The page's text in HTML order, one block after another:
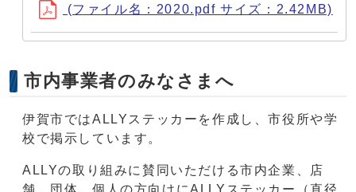
(ファイル名：2020.pdf サイズ：2.42MB)
市内事業者のみなさまへ
伊賀市ではALLYステッカーを作成し、市役所や学
校で掲示しています。
ALLYの取り組みに賛同いただける市内企業、店